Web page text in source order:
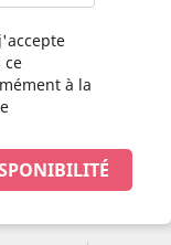
ce
à la